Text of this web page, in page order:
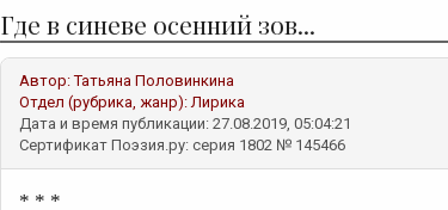
Где в синеве осенний зов...
Автор:Татьяна Половинкина
Отдел (рубрика, жанр):Лирика
Дата и время публикации: 27.08.2019, 05:04:21
Сертификат Поэзия.ру: серия 1802 № 145466
* * *